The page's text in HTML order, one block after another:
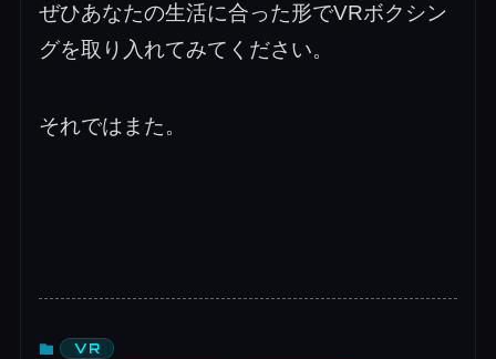
ぜひあなたの生活に合った形でVRボクシン
グを取り入れてみてください。
それではまた。
VR